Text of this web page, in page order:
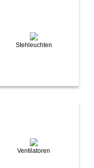
Stehleuchten
Ventilatoren